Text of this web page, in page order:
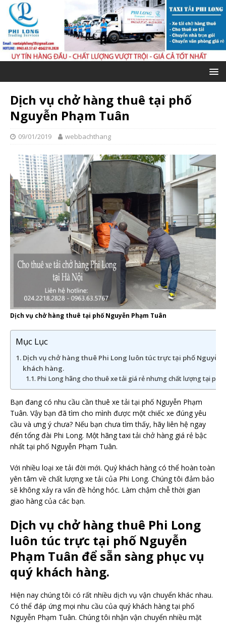
Dịch vụ chở hàng thuê tại phố
Nguyễn Phạm Tuân
09/01/2019 webbachthang
Dịch vụ chở hàng thuê tại phố Nguyễn Phạm Tuân
Mục Lục
Dịch vụ chở hàng thuê Phi Long luôn túc trực tại phố Nguyễn
khách hàng.
Phi Long hãng cho thuê xe tải giá rẻ nhưng chất lượng tại
Bạn đang có nhu cầu cần thuê xe tải tại phố Nguyễn Phạm
Tuân. Vậy bạn đã tìm cho mình được một chiếc xe đúng yêu
cầu và ưng ý chưa? Nếu bạn chưa tìm thấy, hãy liên hệ ngay
đến tổng đài Phi Long. Một hãng taxi tải chở hàng giá rẻ bậc
nhất tại phố Nguyễn Phạm Tuân.
Với nhiều loại xe tải đời mới. Quý khách hàng có thể hoàn toàn
yên tâm về chất lượng xe tải của Phi Long. Chúng tôi đảm bảo
sẽ không xảy ra vấn đề hỏng hóc. Làm chậm chễ thời gian
giao hàng của các bạn.
Dịch vụ chở hàng thuê Phi Long
luôn túc trực tại phố Nguyễn
Phạm Tuân để sẵn sàng phục vụ
quý khách hàng.
Hiện nay chúng tôi có rất nhiều dịch vụ vận chuyển khác nhau.
Có thể đáp ứng mọi nhu cầu của quý khách hàng tại phố
Nguyễn Phạm Tuân. Chúng tôi nhận vận chuyển nhiều mặt